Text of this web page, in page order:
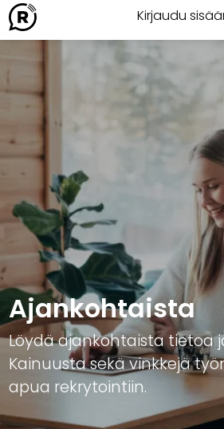
Ohita
sisältöön
Kirjaudu
Ajankohtaista
Löydä ajankohtaista tietoa
Kainuusta sekä vinkkejä
apua rekrytointiin.